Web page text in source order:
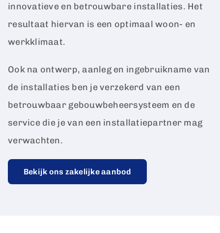
innovatieve en betrouwbare installaties. Het
resultaat hiervan is een optimaal woon- en
werkklimaat.
Ook na ontwerp, aanleg en ingebruikname van
de installaties ben je verzekerd van een
betrouwbaar gebouwbeheersysteem en de
service die je van een installatiepartner mag
verwachten.
Bekijk ons zakelijke aanbod